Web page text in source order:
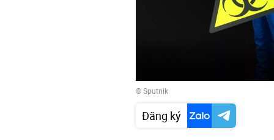
© Sputnik
Đăng ký